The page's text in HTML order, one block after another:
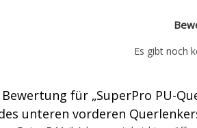
Es gibt noch
für „SuperPro PU-
unteren vorderen